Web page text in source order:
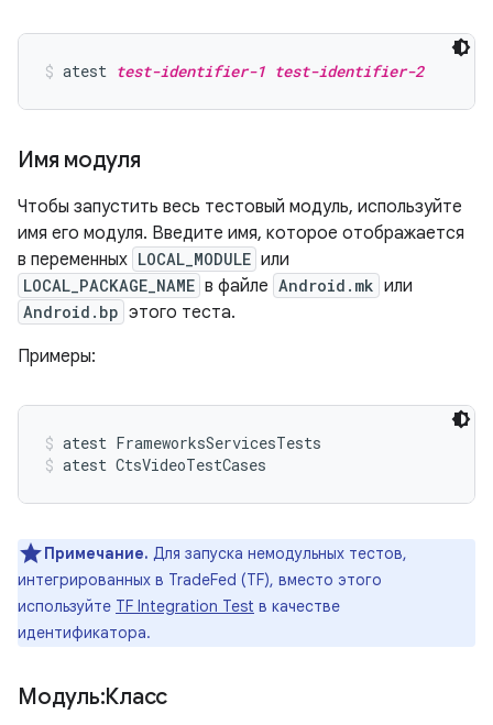
atest test-identifier-1 test-identifier-2
Имя модуля
Чтобы запустить весь тестовый модуль, используйте
имя его модуля. Введите имя, которое отображается
в переменных LOCAL_MODULE или
LOCAL_PACKAGE_NAME в файле Android.mk или
Android.bp этого теста.
Примеры:
atest FrameworksServicesTests
atest CtsVideoTestCases
Примечание. Для запуска немодульных тестов,
интегрированных в TradeFed (TF), вместо этого
используйте TF Integration Test в качестве
идентификатора.
Модуль:Класс